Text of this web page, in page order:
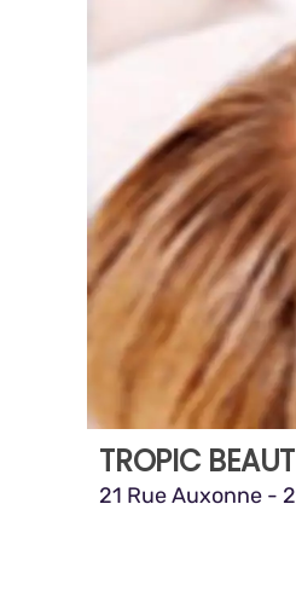
TROPIC
21 Rue Auxonne -